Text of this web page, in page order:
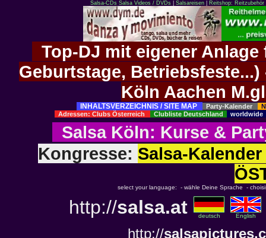
Salsa-CDs Salsa Videos / DVDs| Salsareisen| Reitshop:
Top-DJ mit eigener
Geburtstage,
Köln Aachen
INHALTSVERZEICHNIS / SITE MAP Party-Kalender
Adressen: Clubs Österreich
Clubliste Deutschland worldwide
Salsa Köln: Kurse &
Kongresse: Salsa-
select your language: - wähle Deine Sprache -
http://salsa.at deutsch English
http://